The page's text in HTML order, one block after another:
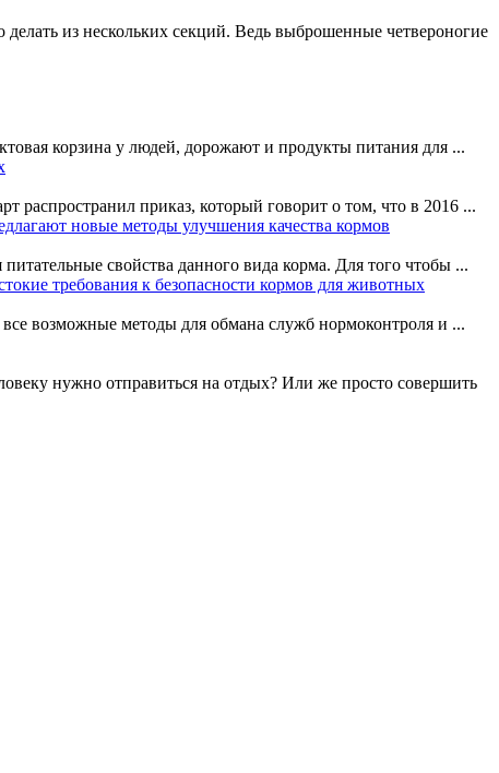
из нескольких секций. Ведь выброшенные четвероногие
корзина у людей, дорожают и продукты питания для ...
распространил приказ, который говорит о том, что в 2016 ...
новые методы улучшения качества кормов
свойства данного вида корма. Для того чтобы ...
требования к безопасности кормов для животных
возможные методы для обмана служб нормоконтроля и ...
нужно отправиться на отдых? Или же просто совершить